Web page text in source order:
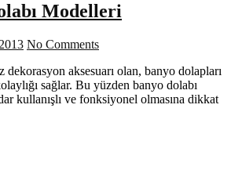
Modelleri
No Comments
dekorasyon aksesuarı olan, banyo dolapları
sağlar. Bu yüzden banyo dolabı
kullanışlı ve fonksiyonel olmasına dikkat